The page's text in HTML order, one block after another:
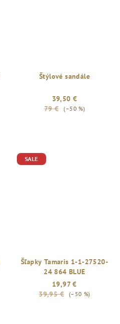
Štýlové sandále
39,50 €
79 €
(–50 %)
SALE
Šľapky Tamaris 1-1-27520-
24 864 BLUE
19,97 €
39,95 €
(–50 %)